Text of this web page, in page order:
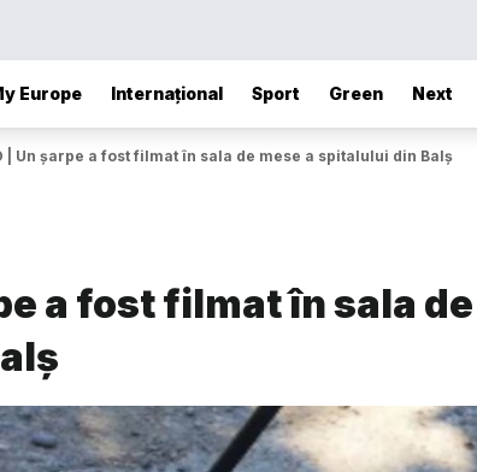
Europe Internațional Sport Green Next
| Un șarpe a fost filmat în sala de mese a spitalului din Balș
a fost filmat în sala